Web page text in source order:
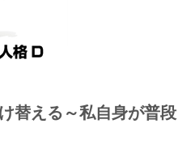
替える～私自身が普段